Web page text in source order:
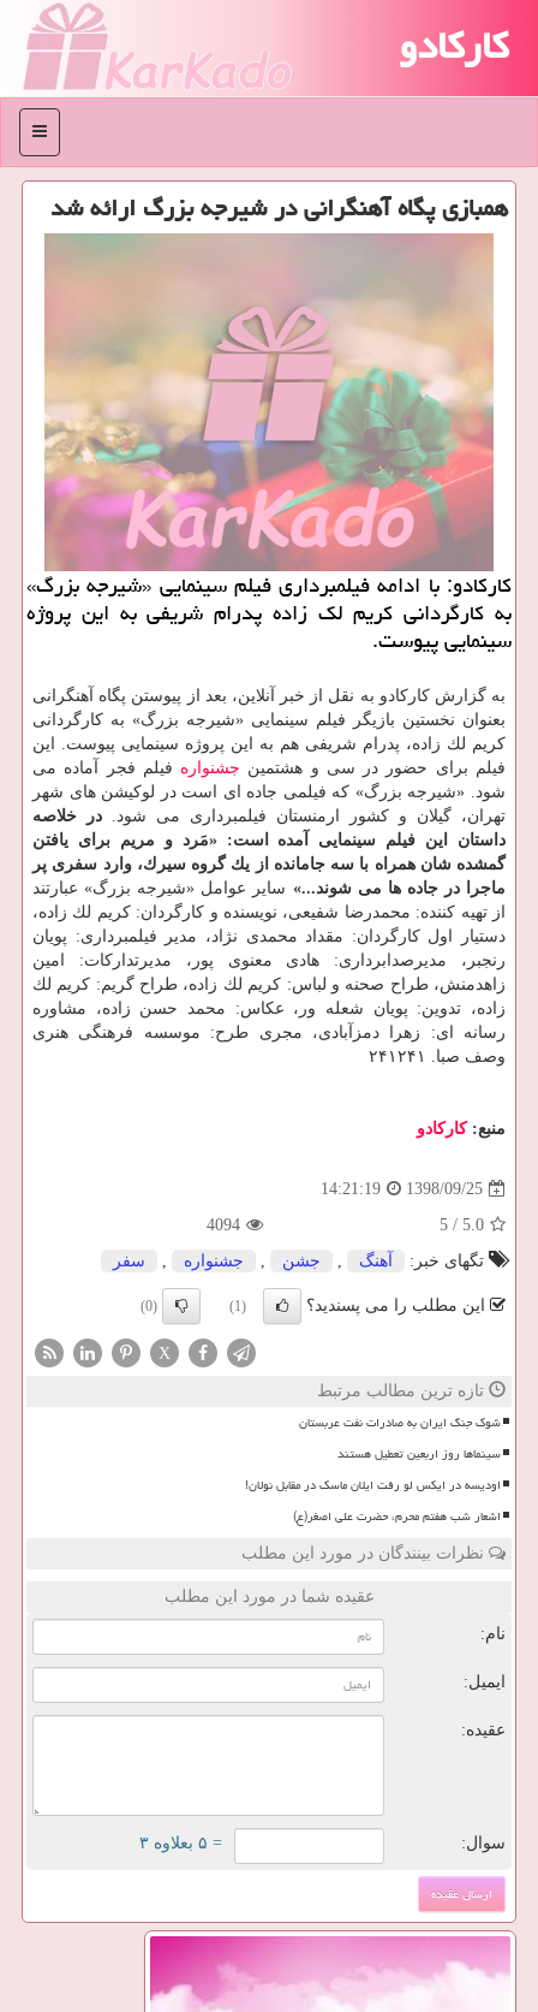
کارکادو
منو
همبازی پگاه آهنگرانی در شیرجه بزرگ ارائه شد
كاركادو: با ادامه فیلمبرداری فیلم سینمایی «شیرجه بزرگ»
به كارگردانی كریم لك زاده پدرام شریفی به این پروژه
سینمایی پیوست.
به گزارش كاركادو به نقل از خبر آنلاین، بعد از پیوستن پگاه آهنگرانی
بعنوان نخستین بازیگر فیلم سینمایی «شیرجه بزرگ» به كارگردانی
كریم لك زاده، پدرام شریفی هم به این پروژه سینمایی پیوست. این
فیلم برای حضور در سی و هشتمین جشنواره فیلم فجر آماده می
شود. «شیرجه بزرگ» كه فیلمی جاده ای است در لوكیشن های شهر
تهران، گیلان و كشور ارمنستان فیلمبرداری می شود. در خلاصه
داستان این فیلم سینمایی آمده است: «مَرد و مریم برای یافتن
گمشده شان همراه با سه جامانده از یك گروه سیرك، وارد سفری پر
ماجرا در جاده ها می شوند...» سایر عوامل «شیرجه بزرگ» عبارتند
از تهیه كننده: محمدرضا شفیعی، نویسنده و كارگردان: كریم لك زاده،
دستیار اول كارگردان: مقداد محمدی نژاد، مدیر فیلمبرداری: پویان
رنجبر، مدیرصدابرداری: هادی معنوی پور، مدیرتداركات: امین
زاهدمنش، طراح صحنه و لباس: كریم لك زاده، طراح گریم: كریم لك
زاده، تدوین: پویان شعله ور، عكاس: محمد حسن زاده، مشاوره
رسانه ای: زهرا دمزآبادی، مجری طرح: موسسه فرهنگی هنری
وصف صبا. ۲۴۱۲۴۱
منبع:كاركادو
1398/09/25
14:21:19
5.0
/
5
4094
تگهای خبر:
آهنگ , جشن , جشنواره , سفر
این مطلب را می پسندید؟ (1)
(0)
X
تازه ترین مطالب مرتبط
شوک جنگ ایران به صادرات نفت عربستان
سینماها روز اربعین تعطیل هستند
اودیسه در ایکس لو رفت ایلان ماسک در مقابل نولان!
اشعار شب هفتم محرم، حضرت علی اصغر(ع)
نظرات بینندگان در مورد این مطلب
عقیده شما در مورد این مطلب
نام:
ایمیل:
عقیده:
سوال: = ۵ بعلاوه ۳